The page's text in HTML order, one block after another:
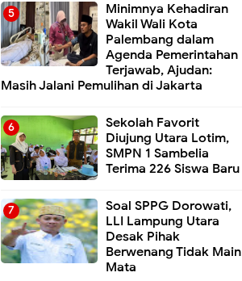
Minimnya Kehadiran
Wakil Wali Kota
Palembang dalam
Agenda Pemerintahan
Terjawab, Ajudan:
Masih Jalani Pemulihan di Jakarta
Sekolah Favorit
Diujung Utara Lotim,
SMPN 1 Sambelia
Terima 226 Siswa Baru ‎
Soal SPPG Dorowati,
LLI Lampung Utara
Desak Pihak
Berwenang Tidak Main
Mata